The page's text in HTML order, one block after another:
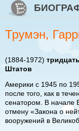
Перейти к основному
Skip to search
Трумэн,
(1884-1972)
Штатов
Америки с 1945 по
после того, как в
сенатором. В начале
отмену «Закона о
вооружений в